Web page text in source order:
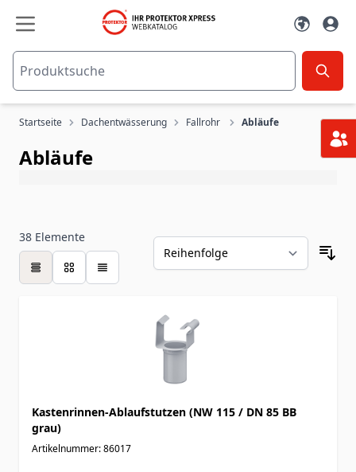
Zum Inhalt springen
Startseite Dachentwässerung Fallrohr Abläufe
Abläufe
38 Elemente
Tabelle
Kastenrinnen-Ablaufstutzen (NW 115 / DN 85 BB
grau)
Artikelnummer: 86017